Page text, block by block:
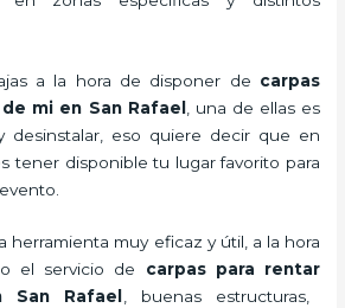
a la hora de disponer de carpas
mi en San Rafael, una de ellas es
desinstalar, eso quiere decir que en
tener disponible tu lugar favorito para
herramienta muy eficaz y útil, a la hora
el servicio de carpas para rentar
Rafael , buenas estructuras,